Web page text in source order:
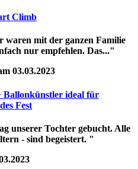
Climb
mit der ganzen Familie
nur empfehlen. Das..."
03.03.2023
ideal für
Fest
unserer Tochter gebucht. Alle
- sind begeistert. "